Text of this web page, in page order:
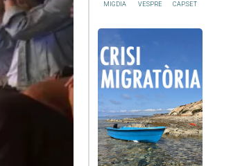
MIGDIA VESPRE CAP.SET